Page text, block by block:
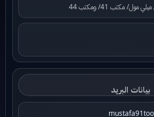
بيانات البريد